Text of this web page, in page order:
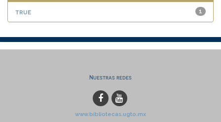
1
true
Nuestras redes
www.bibliotecas.ugto.mx